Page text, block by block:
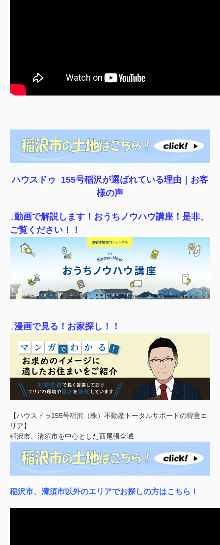
ハウスドゥ 155号稲沢が選ばれている理由｜ お客
様の声
↓動画で解説します！おうちノウハウ講座！是非、
ご覧ください！！
↓漫画で見る！お家探し！！
【ハウスドゥ155号稲沢（株）不動産トータルサポートの得意エ
リア】
稲沢市、清須市を中心とした西尾張全域
稲沢市、清須市以外のエリアでお探しの方はこちら！